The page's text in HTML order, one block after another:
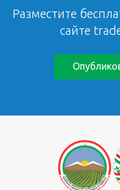
Разместите
сайте